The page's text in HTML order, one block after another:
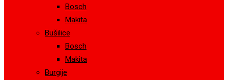
Bosch
Makita
Bušilice
Bosch
Makita
Burgije